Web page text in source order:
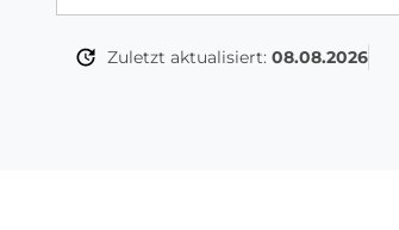
Zuletzt aktualisiert: 08.08.2026